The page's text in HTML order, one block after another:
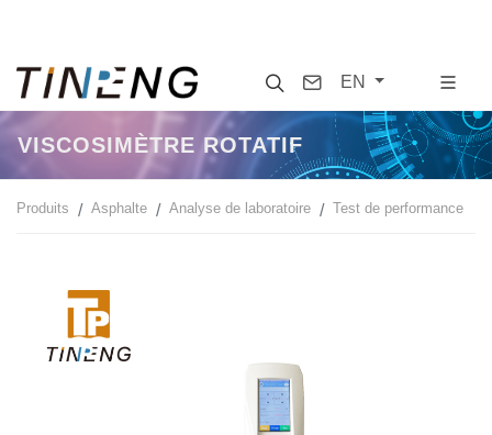
SearchContact
EN
VISCOSIMÈTRE ROTATIF
Produits Asphalte Analyse de laboratoire Test de performance